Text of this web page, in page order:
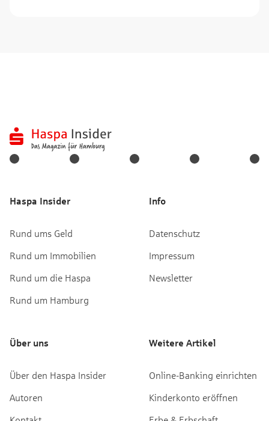
Haspa Insider
Rund ums Geld
Rund um Immobilien
Rund um die Haspa
Rund um Hamburg
Info
Datenschutz
Impressum
Newsletter
Über uns
Über den Haspa Insider
Autoren
Weitere Artikel
Online-Banking einrichten
Kinderkonto eröffnen